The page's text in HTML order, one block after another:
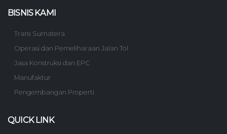
BISNIS KAMI
Trans Sumatera
Operasi dan Pemeliharaan Jalan Tol
Jasa Konstruksi dan EPC
Manufaktur
Pengembangan Properti
QUICK LINK